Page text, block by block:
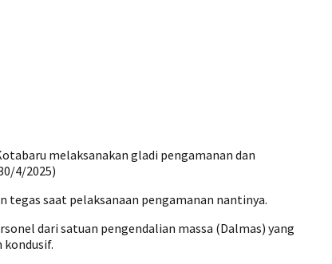
melaksanakan gladi pengamanan dan
4/2025)
saat pelaksanaan pengamanan nantinya.
dari satuan pengendalian massa (Dalmas) yang
kondusif.